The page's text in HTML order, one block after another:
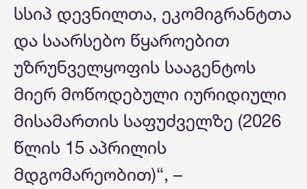
სსიპ დევნილთა, ეკომიგრანტთა
და საარსებო წყაროებით
უზრუნველყოფის სააგენტოს
მიერ მოწოდებული იურიდიული
მისამართის საფუძველზე (2026
წლის 15 აპრილის
მდგომარეობით)“, –